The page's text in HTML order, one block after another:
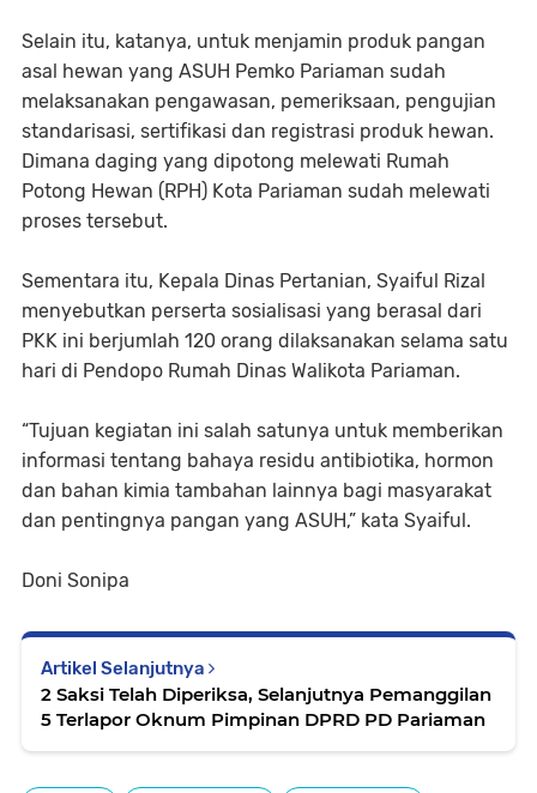
Selain itu, katanya, untuk menjamin produk pangan
asal hewan yang ASUH Pemko Pariaman sudah
melaksanakan pengawasan, pemeriksaan, pengujian
standarisasi, sertifikasi dan registrasi produk hewan.
Dimana daging yang dipotong melewati Rumah
Potong Hewan (RPH) Kota Pariaman sudah melewati
proses tersebut.
Sementara itu, Kepala Dinas Pertanian, Syaiful Rizal
menyebutkan perserta sosialisasi yang berasal dari
PKK ini berjumlah 120 orang dilaksanakan selama satu
hari di Pendopo Rumah Dinas Walikota Pariaman.
“Tujuan kegiatan ini salah satunya untuk memberikan
informasi tentang bahaya residu antibiotika, hormon
dan bahan kimia tambahan lainnya bagi masyarakat
dan pentingnya pangan yang ASUH,” kata Syaiful.
Doni Sonipa
Artikel Selanjutnya
2 Saksi Telah Diperiksa, Selanjutnya Pemanggilan
5 Terlapor Oknum Pimpinan DPRD PD Pariaman